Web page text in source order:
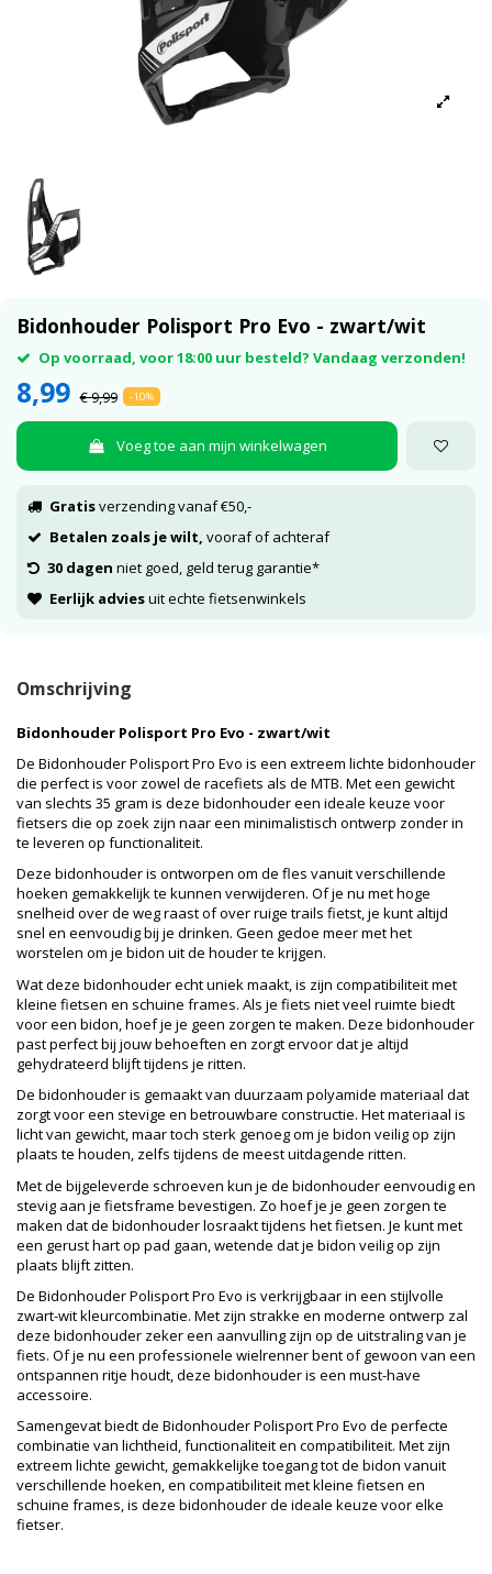
Bidonhouder Polisport Pro Evo - zwart/wit
Op voorraad, voor 18:00 uur besteld? Vandaag verzonden!
8,99 € 9,99 -10%
Voeg toe aan mijn winkelwagen
Gratisverzending vanaf €50,-
Betalen zoals je wilt, vooraf of achteraf
30 dagen niet goed, geld terug garantie*
Eerlijk adviesuit echte fietsenwinkels
Omschrijving
Bidonhouder Polisport Pro Evo - zwart/wit
De Bidonhouder Polisport Pro Evo is een extreem lichte bidonhouder
die perfect is voor zowel de racefiets als de MTB. Met een gewicht
van slechts 35 gram is deze bidonhouder een ideale keuze voor
fietsers die op zoek zijn naar een minimalistisch ontwerp zonder in
te leveren op functionaliteit.
Deze bidonhouder is ontworpen om de fles vanuit verschillende
hoeken gemakkelijk te kunnen verwijderen. Of je nu met hoge
snelheid over de weg raast of over ruige trails fietst, je kunt altijd
snel en eenvoudig bij je drinken. Geen gedoe meer met het
worstelen om je bidon uit de houder te krijgen.
Wat deze bidonhouder echt uniek maakt, is zijn compatibiliteit met
kleine fietsen en schuine frames. Als je fiets niet veel ruimte biedt
voor een bidon, hoef je je geen zorgen te maken. Deze bidonhouder
past perfect bij jouw behoeften en zorgt ervoor dat je altijd
gehydrateerd blijft tijdens je ritten.
De bidonhouder is gemaakt van duurzaam polyamide materiaal dat
zorgt voor een stevige en betrouwbare constructie. Het materiaal is
licht van gewicht, maar toch sterk genoeg om je bidon veilig op zijn
plaats te houden, zelfs tijdens de meest uitdagende ritten.
Met de bijgeleverde schroeven kun je de bidonhouder eenvoudig en
stevig aan je fietsframe bevestigen. Zo hoef je je geen zorgen te
maken dat de bidonhouder losraakt tijdens het fietsen. Je kunt met
een gerust hart op pad gaan, wetende dat je bidon veilig op zijn
plaats blijft zitten.
De Bidonhouder Polisport Pro Evo is verkrijgbaar in een stijlvolle
zwart-wit kleurcombinatie. Met zijn strakke en moderne ontwerp zal
deze bidonhouder zeker een aanvulling zijn op de uitstraling van je
fiets. Of je nu een professionele wielrenner bent of gewoon van een
ontspannen ritje houdt, deze bidonhouder is een must-have
accessoire.
Samengevat biedt de Bidonhouder Polisport Pro Evo de perfecte
combinatie van lichtheid, functionaliteit en compatibiliteit. Met zijn
extreem lichte gewicht, gemakkelijke toegang tot de bidon vanuit
verschillende hoeken, en compatibiliteit met kleine fietsen en
schuine frames, is deze bidonhouder de ideale keuze voor elke
fietser.